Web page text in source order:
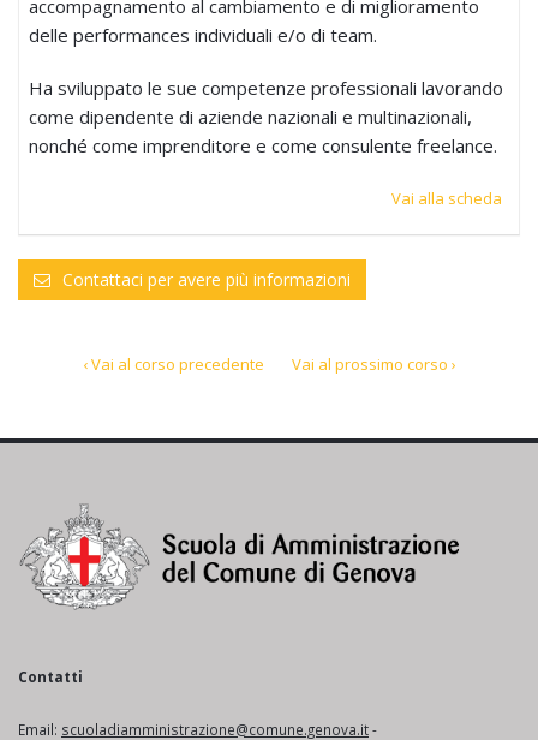
accompagnamento al cambiamento e di miglioramento
delle performances individuali e/o di team.
Ha sviluppato le sue competenze professionali lavorando
come dipendente di aziende nazionali e multinazionali,
nonché come imprenditore e come consulente freelance.
Vai alla scheda
Contattaci per avere più informazioni
‹ Vai al corso precedente Vai al prossimo corso ›
Contatti
Email: scuoladiamministrazione@comune.genova.it-